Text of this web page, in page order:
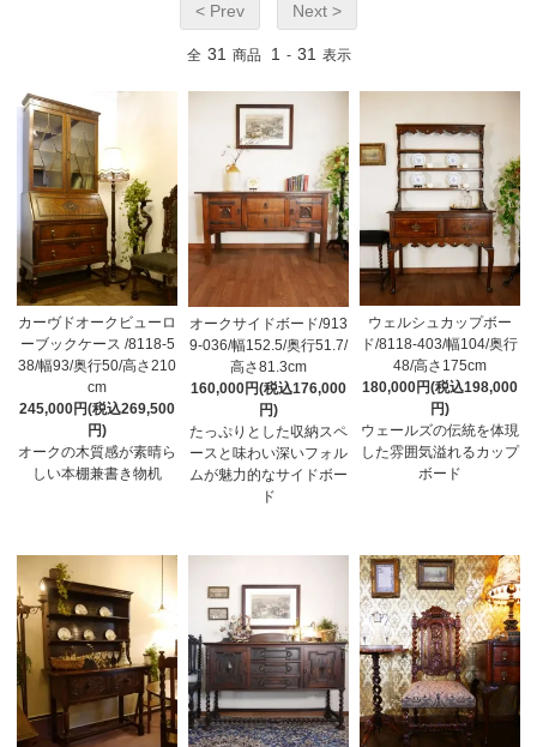
< Prev Next >
全 31 商品 1 - 31 表示
カーヴドオークビューロ
ーブックケース /8118-5
38/幅93/奥行50/高さ210
cm
245,000円(税込269,500
円)
オークの木質感が素晴ら
しい本棚兼書き物机
オークサイドボード/913
9-036/幅152.5/奥行51.7/
高さ81.3cm
160,000円(税込176,000
円)
たっぷりとした収納スペ
ースと味わい深いフォル
ムが魅力的なサイドボー
ド
ウェルシュカップボー
ド/8118-403/幅104/奥行
48/高さ175cm
180,000円(税込198,000
円)
ウェールズの伝統を体現
した雰囲気溢れるカップ
ボード